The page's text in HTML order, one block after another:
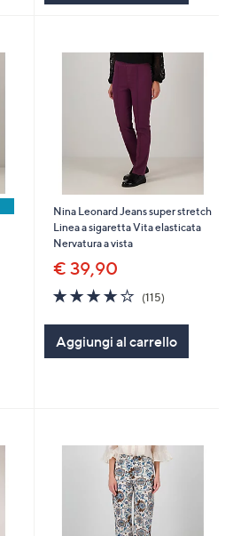
Nina Leonard Jeans super stretch
Linea a sigaretta Vita elasticata
Nervatura a vista
€ 39,90
4.1
of
5
Stars
(115)115
Aggiungi al carrello